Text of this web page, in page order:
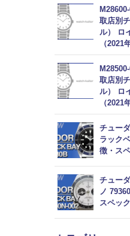
取店別
ル） ロ
（2021
取店別
ル） ロ
（2021
チュー
ラック
徴・ス
チュー
ノ
スペッ